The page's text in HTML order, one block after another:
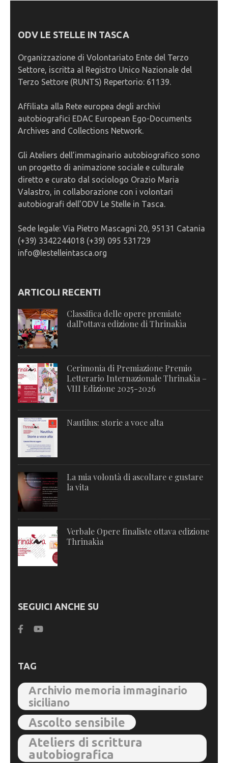
ODV LE STELLE IN TASCA
Organizzazione di Volontariato Ente del Terzo
Settore, iscritta al Registro Unico Nazionale del
Terzo Settore (RUNTS) Repertorio: 61139.
Affiliata alla Rete europea degli archivi
autobiografici EDAC European Ego-Documents
Archives and Collections Network.
Gli Ateliers dell’immaginario autobiografico sono
un progetto di animazione sociale e culturale
diretto e curato dal sociologo Orazio Maria
Valastro, in collaborazione con i volontari
autobiografi dell’ODV Le Stelle in Tasca.
Sede legale: Via Pietro Mascagni 20, 95131 Catania
(+39) 3342244018 (+39) 095 531729
info@lestelleintasca.org
ARTICOLI RECENTI
Classifica delle opere premiate
dall’ottava edizione di Thrinakìa
Cerimonia di Premiazione Premio
Letterario Internazionale Thrinakìa –
VIII Edizione 2025-2026
Nautilus: storie a voce alta
La mia volontà di ascoltare e gustare
la vita
Verbale Opere finaliste ottava edizione
Thrinakìa
SEGUICI ANCHE SU
TAG
Archivio memoria immaginario
siciliano
Ascolto sensibile
Ateliers di scrittura
autobiografica